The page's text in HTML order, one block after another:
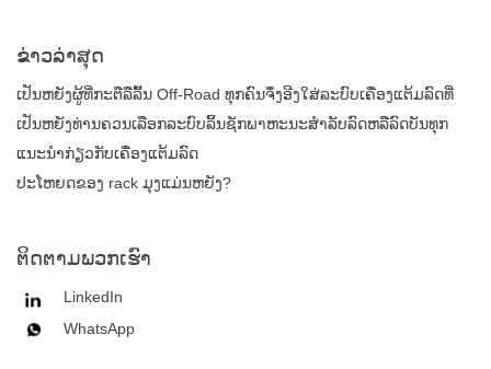
ຂ່າວ​ລ່າ​ສຸດ
ເປັນຫຍັງຜູ້ທີ່ກະຕືລືລົ້ນ Off-Road ທຸກຄົນຈຶ່ງອີງໃສ່ລະບົບເຄື່ອງແຕ້ມລົດທີ່
ແຂງແຮງສໍາລັບການຈັດການເກຍ?
ເປັນຫຍັງທ່ານຄວນເລືອກລະບົບລິ້ນຊັກພາຫະນະສໍາລັບລົດຫລືລົດບັນທຸກ
ຂອງທ່ານ?
ແນະນຳກ່ຽວກັບເຄື່ອງແຕ້ມລົດ
ປະໂຫຍດຂອງ rack ມຸງແມ່ນຫຍັງ?
ຕິດ​ຕາມ​ພວກ​ເຮົາ
LinkedIn
WhatsApp